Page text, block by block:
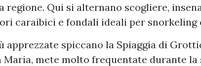
regione. Qui si alternano scogliere,
caraibici e fondali ideali per snorkeling
apprezzate spiccano la Spiaggia di
Maria, mete molto frequentate durante la